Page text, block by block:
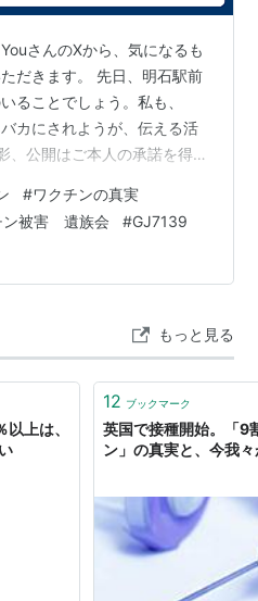
さんのXから、気になるも
だきます。 先日、明石駅前
ることでしょう。私も、
カにされようが、伝える活
、公開はご本人の承諾を得て
説明できない
年9月25日 ヤフーやグーグ
かったようですが、 ツイッ
遺症の情報が飛び交ってい
#ワクチンの真実
ン被害 遺族会 #GJ7139
もっと見る
上は、
12 ブックマーク
英国で接種開始。「9
ン」の真実と、今我